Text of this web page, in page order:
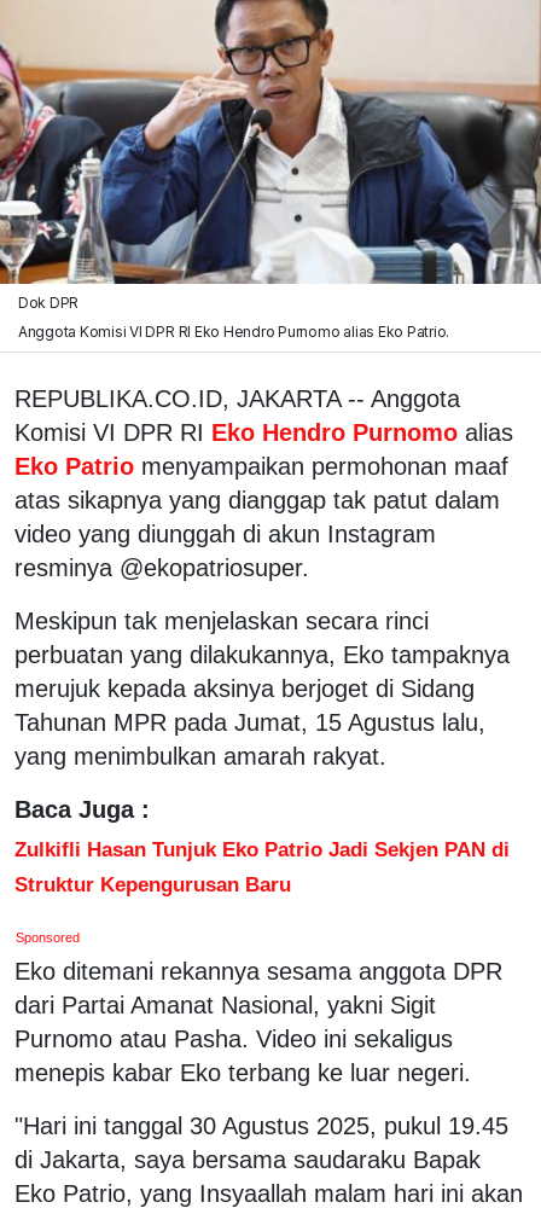
Dok DPR
Anggota Komisi VI DPR RI Eko Hendro Purnomo alias Eko Patrio.
REPUBLIKA.CO.ID, JAKARTA -- Anggota
Komisi VI DPR RI Eko Hendro Purnomo alias
Eko Patrio menyampaikan permohonan maaf
atas sikapnya yang dianggap tak patut dalam
video yang diunggah di akun Instagram
resminya @ekopatriosuper.
Meskipun tak menjelaskan secara rinci
perbuatan yang dilakukannya, Eko tampaknya
merujuk kepada aksinya berjoget di Sidang
Tahunan MPR pada Jumat, 15 Agustus lalu,
yang menimbulkan amarah rakyat.
Baca Juga :
Zulkifli Hasan Tunjuk Eko Patrio Jadi Sekjen PAN di
Struktur Kepengurusan Baru
Sponsored
Eko ditemani rekannya sesama anggota DPR
dari Partai Amanat Nasional, yakni Sigit
Purnomo atau Pasha. Video ini sekaligus
menepis kabar Eko terbang ke luar negeri.
"Hari ini tanggal 30 Agustus 2025, pukul 19.45
di Jakarta, saya bersama saudaraku Bapak
Eko Patrio, yang Insyaallah malam hari ini akan